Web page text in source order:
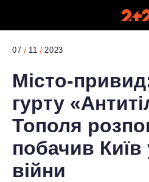
07 11 2023
Місто-
гурту
Тополя
побачив Київ
війни